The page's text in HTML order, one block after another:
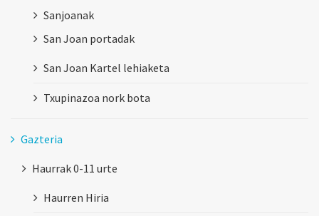
Sanjoanak
San Joan portadak
San Joan Kartel lehiaketa
Txupinazoa nork bota
Gazteria
Haurrak 0-11 urte
Haurren Hiria